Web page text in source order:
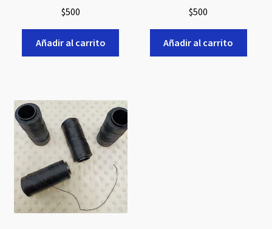
$500
Añadir al carrito
$500
Añadir al carrito